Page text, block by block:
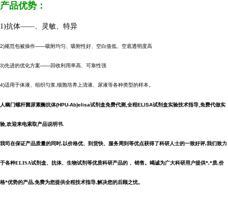
产品优势：
1)抗体——、灵敏、特异
2)规范包被操作——吸附均匀、吸附性好、空白值低、空底透明度高
3)先进的优化方案——回收利用率高、可靠性强
4)适用于体液、组织匀浆,细胞培养上清液、尿液等各种类型的样本。
人幽门螺杆菌尿素酶抗体(HPU-Ab)elisa试剂盒免费代测,全程ELISA试剂盒实验技术指导,免费代做实
验,欢迎来电索取产品说明书.
我司在保证产品质量的同时,以价格优、到货快、服务周到等优点获得了科研人士的一致好评,我们致力
于各种ELISA试剂盒、抗体、生物试剂等优质科研产品的 、销售。竭诚为广大科研用户提供*,*质,价
格*优势的产品,免费为您提供全程技术指导,解决您的后顾之忧。